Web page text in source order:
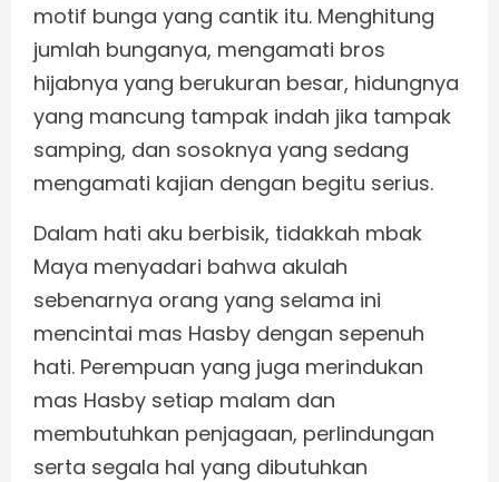
motif bunga yang cantik itu. Menghitung
jumlah bunganya, mengamati bros
hijabnya yang berukuran besar, hidungnya
yang mancung tampak indah jika tampak
samping, dan sosoknya yang sedang
mengamati kajian dengan begitu serius.
Dalam hati aku berbisik, tidakkah mbak
Maya menyadari bahwa akulah
sebenarnya orang yang selama ini
mencintai mas Hasby dengan sepenuh
hati. Perempuan yang juga merindukan
mas Hasby setiap malam dan
membutuhkan penjagaan, perlindungan
serta segala hal yang dibutuhkan